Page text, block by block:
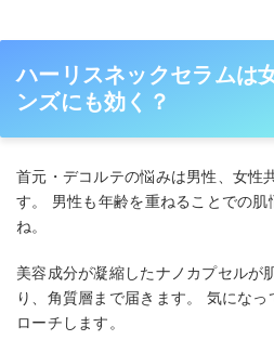
ハーリスネックセラムは
ンズにも効く？
首元・デコルテの悩みは男性、女性
す。 男性も年齢を重ねることでの肌
ね。
美容成分が凝縮したナノカプセルが
り、角質層まで届きます。 気にな
ローチします。